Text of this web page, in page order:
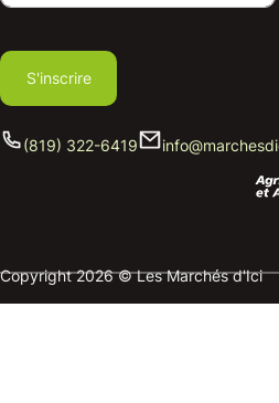
S'inscrire
(819) 322-6419
Copyright 2026 © Les Marchés d'Ici